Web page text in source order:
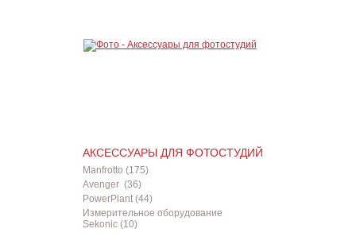
АКСЕССУАРЫ ДЛЯ ФОТОСТУДИЙ
Manfrotto (175)
Avenger (36)
PowerPlant (44)
Измерительное оборудование
Sekonic (10)